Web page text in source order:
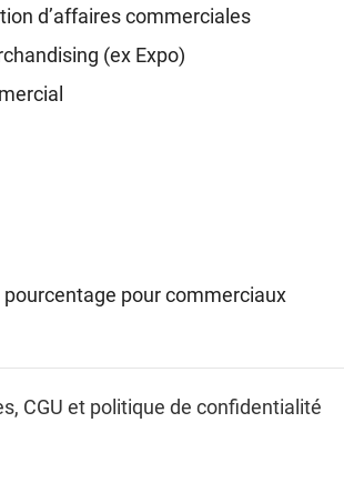
d’affaires commerciales
(ex Expo)
pourcentage pour commerciaux
CGU et politique de confidentialité